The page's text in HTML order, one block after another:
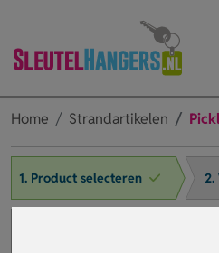
Home Strandartikelen
1. Product selecteren